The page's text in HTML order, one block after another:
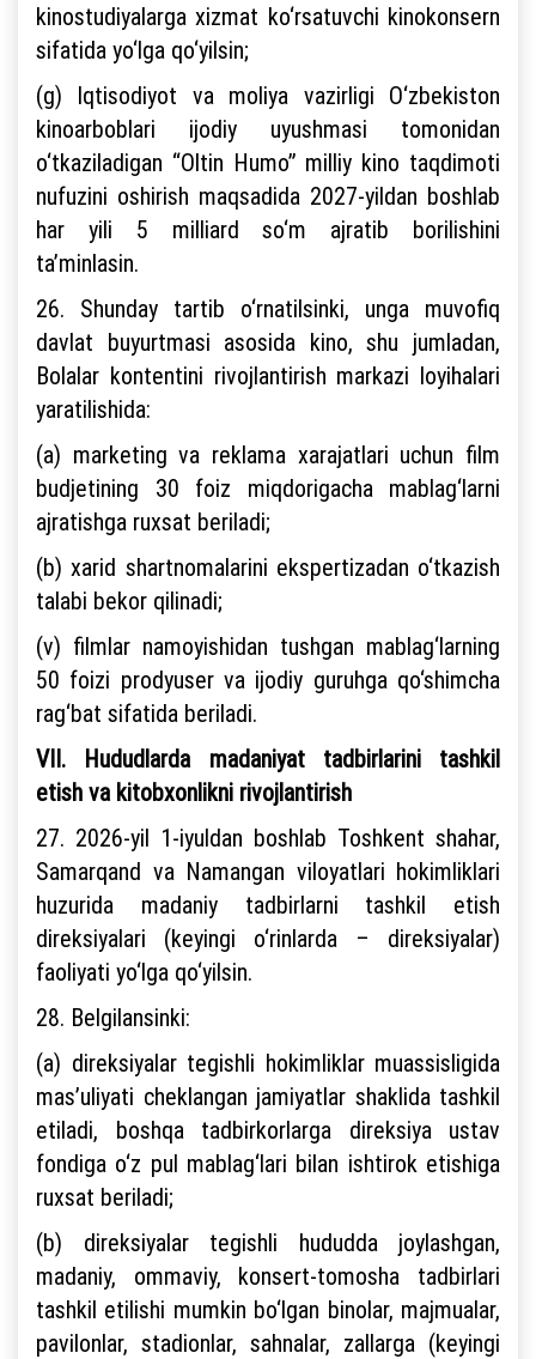
kinostudiyalarga xizmat ko‘rsatuvchi kinokonsern
sifatida yo‘lga qo‘yilsin;
(g) Iqtisodiyot va moliya vazirligi O‘zbekiston
kinoarboblari ijodiy uyushmasi tomonidan
o‘tkaziladigan “Oltin Humo” milliy kino taqdimoti
nufuzini oshirish maqsadida 2027-yildan boshlab
har yili 5 milliard so‘m ajratib borilishini
ta’minlasin.
26. Shunday tartib o‘rnatilsinki, unga muvofiq
davlat buyurtmasi asosida kino, shu jumladan,
Bolalar kontentini rivojlantirish markazi loyihalari
yaratilishida:
(a) marketing va reklama xarajatlari uchun film
budjetining 30 foiz miqdorigacha mablag‘larni
ajratishga ruxsat beriladi;
(b) xarid shartnomalarini ekspertizadan o‘tkazish
talabi bekor qilinadi;
(v) filmlar namoyishidan tushgan mablag‘larning
50 foizi prodyuser va ijodiy guruhga qo‘shimcha
rag‘bat sifatida beriladi.
VII. Hududlarda madaniyat tadbirlarini tashkil
etish va kitobxonlikni rivojlantirish
27. 2026-yil 1-iyuldan boshlab Toshkent shahar,
Samarqand va Namangan viloyatlari hokimliklari
huzurida madaniy tadbirlarni tashkil etish
direksiyalari (keyingi o‘rinlarda – direksiyalar)
faoliyati yo‘lga qo‘yilsin.
28. Belgilansinki:
(a) direksiyalar tegishli hokimliklar muassisligida
mas’uliyati cheklangan jamiyatlar shaklida tashkil
etiladi, boshqa tadbirkorlarga direksiya ustav
fondiga o‘z pul mablag‘lari bilan ishtirok etishiga
ruxsat beriladi;
(b) direksiyalar tegishli hududda joylashgan,
madaniy, ommaviy, konsert-tomosha tadbirlari
tashkil etilishi mumkin bo‘lgan binolar, majmualar,
pavilonlar, stadionlar, sahnalar, zallarga (keyingi